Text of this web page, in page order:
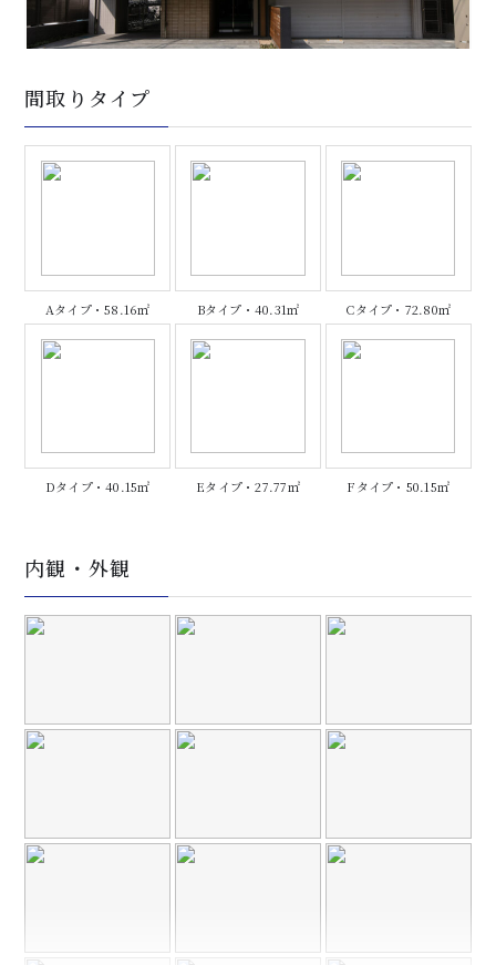
間取りタイプ
Aタイプ・58.16㎡ Bタイプ・40.31㎡ Cタイプ・72.80㎡
Dタイプ・40.15㎡ Eタイプ・27.77㎡ Fタイプ・50.15㎡
内観・外観